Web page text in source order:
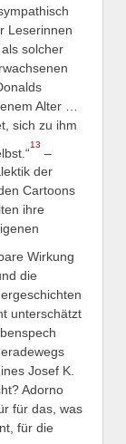
Leserinnen
solcher
Alter …
sich zu ihm
13
–
der
Cartoons
ihre
Wirkung
die
unterschätzt
Josef K.
Adorno
für das, was
für die